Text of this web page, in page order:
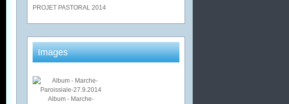
PROJET PASTORAL 2014
Images
Album - Marche-